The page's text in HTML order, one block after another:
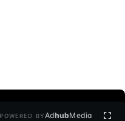
POWERED BYAdhubMedia